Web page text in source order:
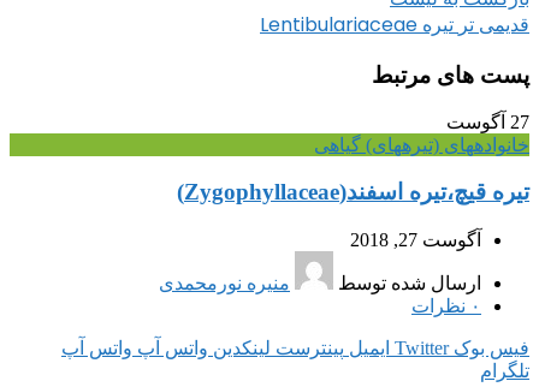
قدیمی تر تیره Lentibulariaceae
پست های مرتبط
27 آگوست
خانواده‎های (تیره‎های) گیاهی
تیره قیچ،تیره اسفند(Zygophyllaceae)
آگوست 27, 2018
ارسال شده توسط
منیره نورمحمدی
۰ نظرات
فیس بوک Twitter ایمیل پینترست لینکدین واتس آپ واتس آپ
تلگرام